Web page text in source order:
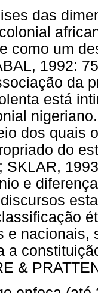
das
como um
1992:
da
está
dos quais
do
SKLAR,
e
e nacionais,
a
&